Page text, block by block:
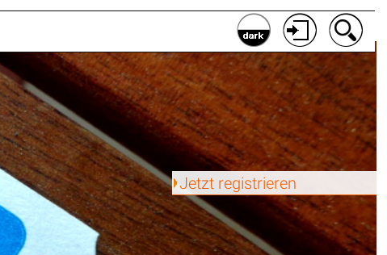
Jetzt registrieren